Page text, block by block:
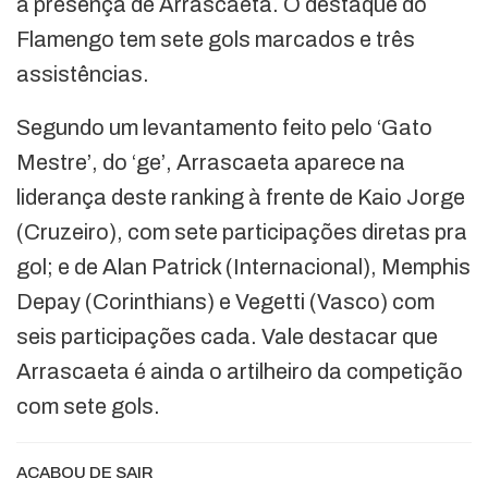
Flamengo tem sete gols marcados e três
assistências.
Segundo um levantamento feito pelo ‘Gato
Mestre’, do ‘ge’, Arrascaeta aparece na
liderança deste ranking à frente de Kaio Jorge
(Cruzeiro), com sete participações diretas pra
gol; e de Alan Patrick (Internacional), Memphis
Depay (Corinthians) e Vegetti (Vasco) com
seis participações cada. Vale destacar que
Arrascaeta é ainda o artilheiro da competição
com sete gols.
ACABOU DE SAIR